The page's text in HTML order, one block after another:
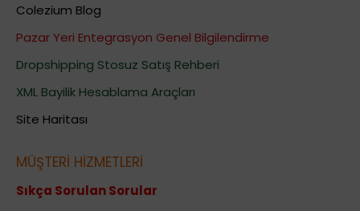
Colezium Blog
Pazar Yeri Entegrasyon Genel Bilgilendirme
Dropshipping Stosuz Satış Rehberi
XML Bayilik Hesablama Araçları
Site Haritası
MÜŞTERİ HİZMETLERİ
Sıkça Sorulan Sorular